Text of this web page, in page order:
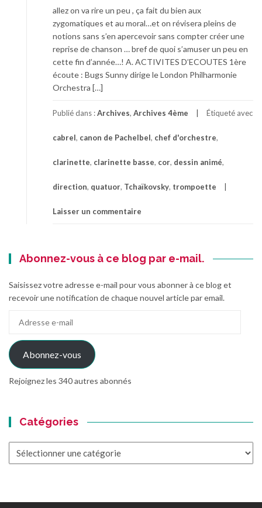
allez on va rire un peu , ça fait du bien aux
zygomatiques et au moral…et on révisera pleins de
notions sans s’en apercevoir sans compter créer une
reprise de chanson … bref de quoi s’amuser un peu en
cette fin d’année…! A. ACTIVITES D’ECOUTES 1ère
écoute : Bugs Sunny dirige le London Philharmonie
Orchestra […]
Publié dans :Archives, Archives 4ème Étiqueté avec
cabrel, canon de Pachelbel, chef d'orchestre,
clarinette, clarinette basse, cor, dessin animé,
direction, quatuor, Tchaïkovsky, trompoette
Laisser un commentaire
Abonnez-vous à ce blog par e-mail.
Saisissez votre adresse e-mail pour vous abonner à ce blog et
recevoir une notification de chaque nouvel article par email.
mail
Abonnez-vous
Rejoignez les 340 autres abonnés
Catégories